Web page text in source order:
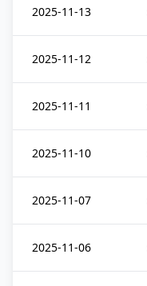
2025-11-13
2025-11-12
2025-11-11
2025-11-10
2025-11-07
2025-11-06